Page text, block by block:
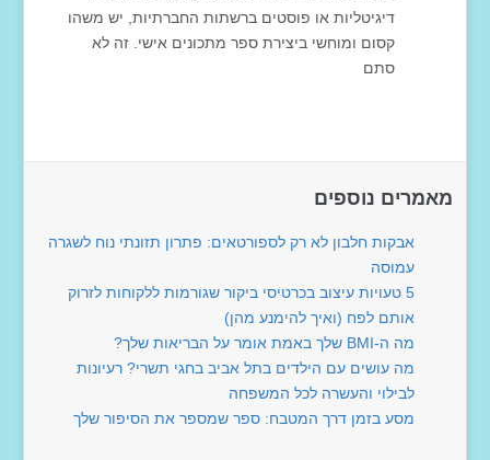
דיגיטליות או פוסטים ברשתות החברתיות, יש משהו
קסום ומוחשי ביצירת ספר מתכונים אישי. זה לא
סתם
מאמרים נוספים
אבקות חלבון לא רק לספורטאים: פתרון תזונתי נוח לשגרה
עמוסה
5 טעויות עיצוב בכרטיסי ביקור שגורמות ללקוחות לזרוק
אותם לפח (ואיך להימנע מהן)
מה ה-BMI שלך באמת אומר על הבריאות שלך?
מה עושים עם הילדים בתל אביב בחגי תשרי? רעיונות
לבילוי והעשרה לכל המשפחה
מסע בזמן דרך המטבח: ספר שמספר את הסיפור שלך